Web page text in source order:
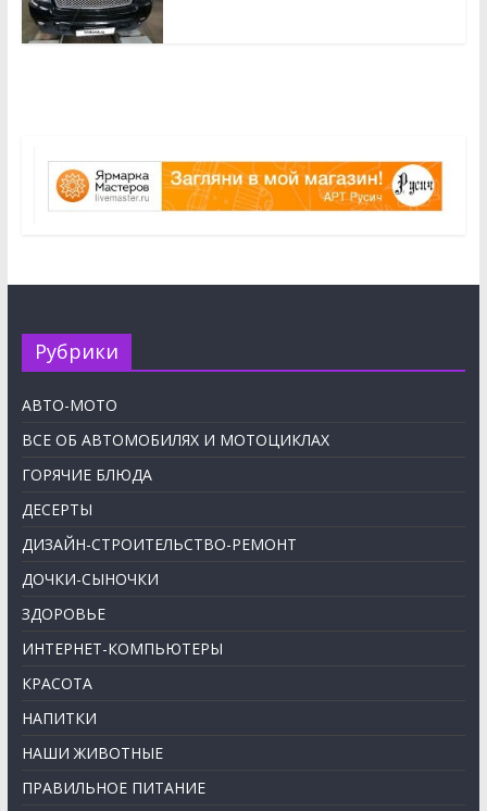
Рубрики
АВТО-МОТО
ВСЕ ОБ АВТОМОБИЛЯХ И МОТОЦИКЛАХ
ГОРЯЧИЕ БЛЮДА
ДЕСЕРТЫ
ДИЗАЙН-СТРОИТЕЛЬСТВО-РЕМОНТ
ДОЧКИ-СЫНОЧКИ
ЗДОРОВЬЕ
ИНТЕРНЕТ-КОМПЬЮТЕРЫ
КРАСОТА
НАПИТКИ
НАШИ ЖИВОТНЫЕ
ПРАВИЛЬНОЕ ПИТАНИЕ